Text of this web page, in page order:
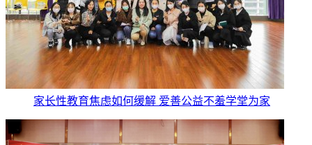
家长性教育焦虑如何缓解 爱善公益不羞学堂为家